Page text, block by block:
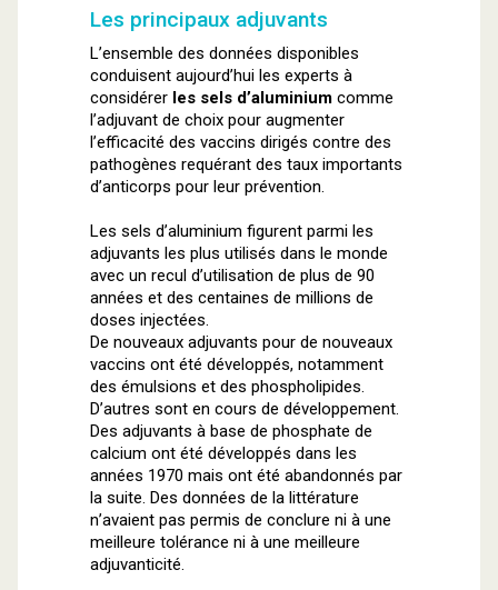
Les principaux adjuvants
L’ensemble des données disponibles
conduisent aujourd’hui les experts à
considérer les sels d’aluminium comme
l’adjuvant de choix pour augmenter
l’efficacité des vaccins dirigés contre des
pathogènes requérant des taux importants
d’anticorps pour leur prévention.
Les sels d’aluminium figurent parmi les
adjuvants les plus utilisés dans le monde
avec un recul d’utilisation de plus de 90
années et des centaines de millions de
doses injectées.
De nouveaux adjuvants pour de nouveaux
vaccins ont été développés, notamment
des émulsions et des phospholipides.
D’autres sont en cours de développement.
Des adjuvants à base de phosphate de
calcium ont été développés dans les
années 1970 mais ont été abandonnés par
la suite. Des données de la littérature
n’avaient pas permis de conclure ni à une
meilleure tolérance ni à une meilleure
adjuvanticité.